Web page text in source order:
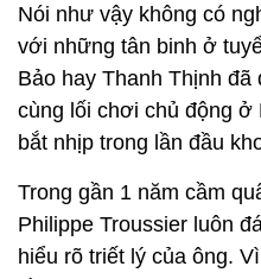
Nói như vậy không có
với những tân binh ở
Bảo hay Thanh Thịnh
cùng lối chơi chủ động
bắt nhịp trong lần đầu
Trong gần 1 năm cầm
Philippe Troussier luôn
hiểu rõ triết lý của ông.